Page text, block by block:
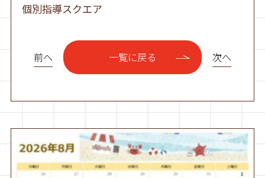
個別指導スクエア
前へ 一覧に戻る 次へ